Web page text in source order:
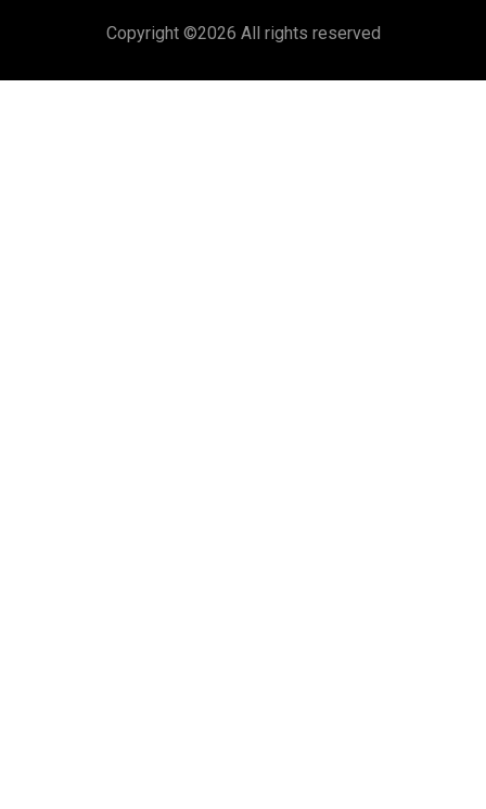
Copyright ©2026 All rights reserved